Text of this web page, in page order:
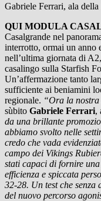
Gabriele Ferrari, ala
QUI MODULA
Casalgrande nel
interrotto, ormai un anno
nell’ultima giornata di
casalingo sulla Starfish
Un’affermazione tanto
sufficiente ai beniamini
regionale. “Ora la nostra
sùbito Gabriele Ferrari,
da una brillante
abbiamo svolto nelle
credo che vada
campo dei Vikings
stati capaci di fornire
efficienza e spiccata
32-28. Un test che
del nuovo percorso